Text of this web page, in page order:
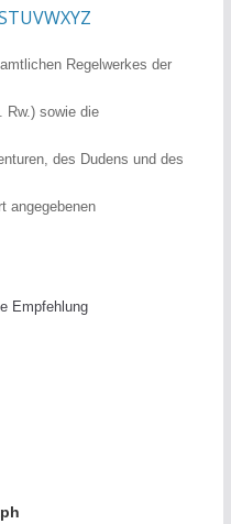
TUVWXYZ
Regelwerkes der
Rw.) sowie die
des Dudens und des
angegebenen
Empfehlung